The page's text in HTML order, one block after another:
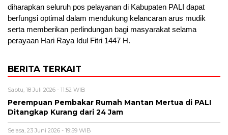
diharapkan seluruh pos pelayanan di Kabupaten PALI dapat
berfungsi optimal dalam mendukung kelancaran arus mudik
serta memberikan perlindungan bagi masyarakat selama
perayaan Hari Raya Idul Fitri 1447 H.
BERITA TERKAIT
Sabtu, 18 Juli 2026 - 11:52 WIB
Perempuan Pembakar Rumah Mantan Mertua di PALI
Ditangkap Kurang dari 24 Jam
Selasa, 23 Juni 2026 - 19:59 WIB